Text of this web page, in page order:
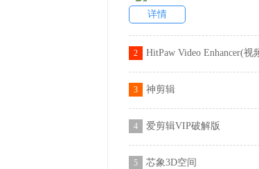
详情
2
3 神剪辑
4 爱剪辑VIP破解版
5 芯象3D空间